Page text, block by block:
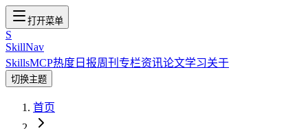
打开菜单
S
SkillNav
SkillsMCP热度 日报周刊 专栏资讯论文学习关于
切换主题
首页